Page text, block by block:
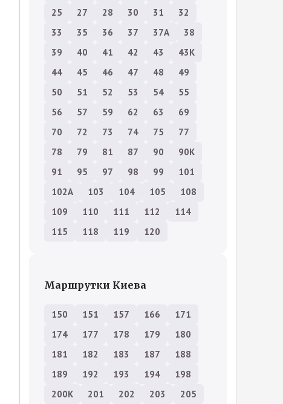
25
27 28 30 31
32
33
35 36 37 37А
38
39
40 41 42 43
43К
44
45 46 47 48
49
50
51 52 53 54
55
56
57 59 62 63
69
70
72 73 74 75
77
78
79 81 87 90
90К
91
95 97 98 99
101
102А
103 104 105
108
109
110 111 112
114
115
118 119 120
Маршрутки Киева
150 151 157 166
171
174
177 178 179
180
181
182 183 187
188
189
192 193 194
198
200К
201 202 203
205